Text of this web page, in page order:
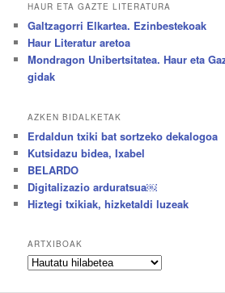
HAUR ETA GAZTE LITERATURA
Galtzagorri Elkartea. Ezinbestekoak
Haur Literatur aretoa
Mondragon Unibertsitatea. Haur eta
gidak
AZKEN BIDALKETAK
Erdaldun txiki bat sortzeko dekalogoa
Kutsidazu bidea, Ixabel
BELARDO
Digitalizazio arduratsua￼
Hiztegi txikiak, hizketaldi luzeak
ARTXIBOAK
Artxiboak